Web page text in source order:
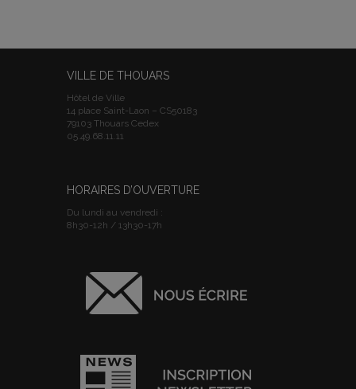
VILLE DE THOUARS
Hôtel de Ville
14 place Saint-Laon – CS50183
79103 Thouars Cedex
05.49.68.11.11
HORAIRES D’OUVERTURE
Du lundi au vendredi :
8h30-12h / 13h30-17h